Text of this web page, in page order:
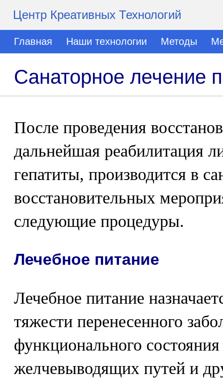
Центр Креативных Технологий
Главная Наши технологии Методы
Санаторное лечение
После проведения
дальнейшая реабилитация
гепатиты, производится в
восстановительных
следующие процедуры.
Лечебное питание
Лечебное питание
тяжести перенесенного
функционального
желчевыводящих путей и